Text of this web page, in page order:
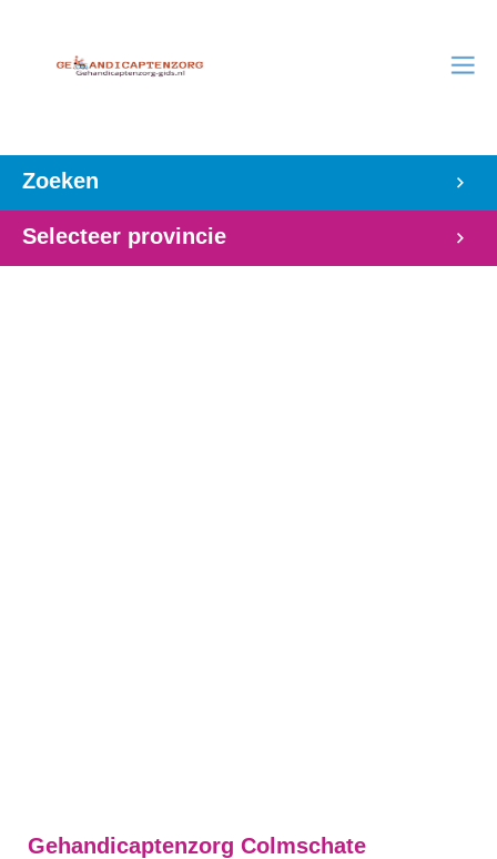
Zoeken
Selecteer provincie
Gehandicaptenzorg Colmschate